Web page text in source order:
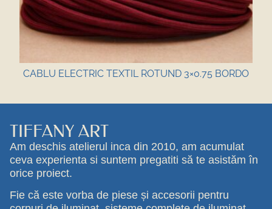
CABLU ELECTRIC TEXTIL ROTUND 3×0.75 BORDO
TIFFANY ART
Am deschis atelierul inca din 2010, am acumulat
ceva experienta si suntem pregatiti să te asistăm în
orice proiect.
Fie că este vorba de piese și accesorii pentru